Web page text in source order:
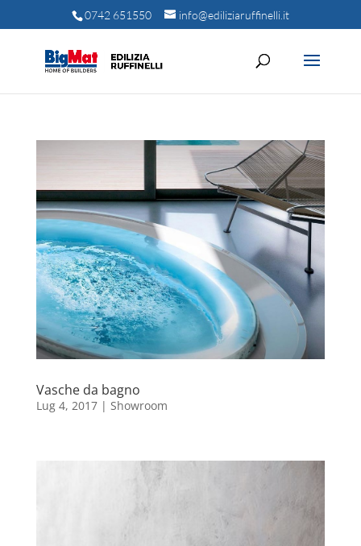
0742 651550 info@ediliziaruffinelli.it
Vasche da bagno
Lug 4, 2017| Showroom